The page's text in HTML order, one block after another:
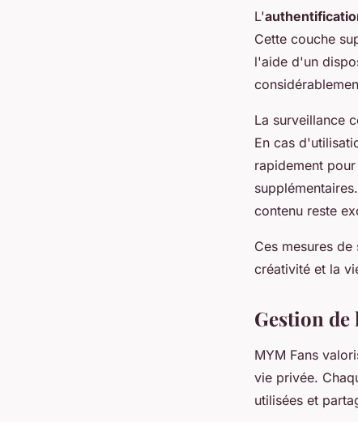
L'
Cette couche
l'aide d'un
La surveillance
En cas
rapidement
contenu reste
Ces mesures
créativité et la
Gestion
MYM Fans
vie privée.
utilisées et